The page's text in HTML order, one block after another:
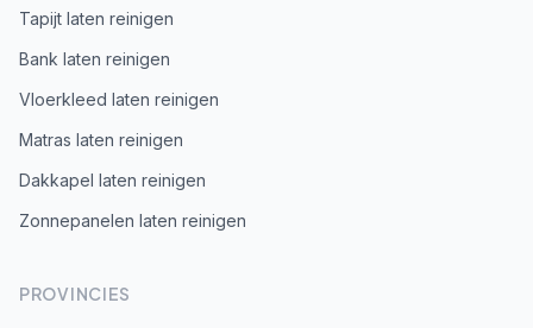
Tapijt laten reinigen
Bank laten reinigen
Vloerkleed laten reinigen
Matras laten reinigen
Dakkapel laten reinigen
Zonnepanelen laten reinigen
PROVINCIES